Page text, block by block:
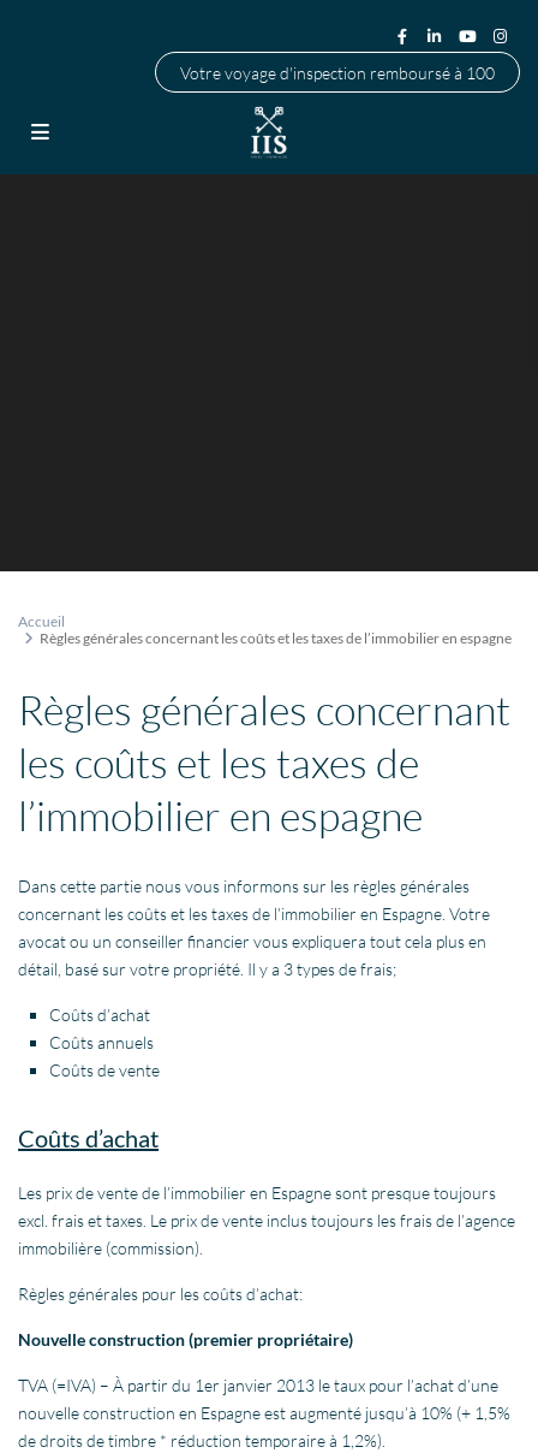
Votre voyage d'inspection remboursé à 100
Accueil
Règles générales concernant les coûts et les taxes de l’immobilier en espagne
Règles générales concernant
les coûts et les taxes de
l’immobilier en espagne
Dans cette partie nous vous informons sur les règles générales
concernant les coûts et les taxes de l’immobilier en Espagne. Votre
avocat ou un conseiller financier vous expliquera tout cela plus en
détail, basé sur votre propriété. Il y a 3 types de frais;
Coûts d’achat
Coûts annuels
Coûts de vente
Coûts d’achat
Les prix de vente de l’immobilier en Espagne sont presque toujours
excl. frais et taxes. Le prix de vente inclus toujours les frais de l’agence
immobilière (commission).
Règles générales pour les coûts d’achat:
Nouvelle construction (premier propriétaire)
TVA (=IVA) – À partir du 1er janvier 2013 le taux pour l’achat d’une
nouvelle construction en Espagne est augmenté jusqu’à 10% (+ 1,5%
de droits de timbre * réduction temporaire à 1,2%).